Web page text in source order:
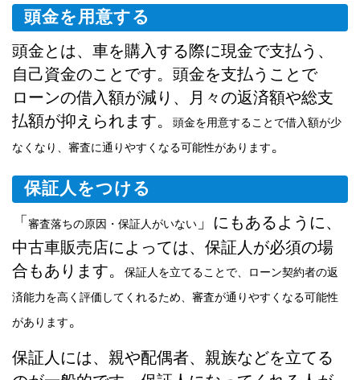
頭金を用意する
頭金とは、車を購入する際に現金で支払う、
自己資金のことです。頭金を支払うことで
ローンの借入額が減り、月々の返済額や総支
払額が抑えられます。
頭金を用意することで借入額が少
なくなり、審査に通りやすくなる可能性があります。
保証人をつける
「 審査落ちの原因・保証人がいない 」にもあるように、
中古車販売店によっては、保証人が必須の場
合もあります。
保証人を立てることで、ローン契約者の返
済能力を高く評価してくれるため、審査が通りやすくなる可能性
があります。
保証人には、親や配偶者、親族などを立てる